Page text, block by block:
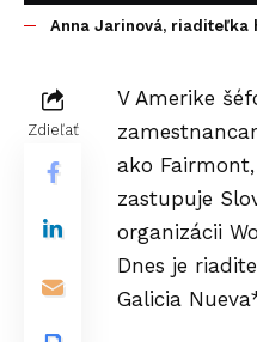
Anna Jarinová,
Zdieľať
V Amerike
ako
zastupuje
organizácii
Dnes je
Galicia